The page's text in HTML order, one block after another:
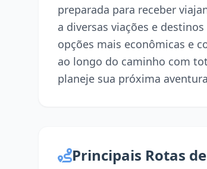
preparada para receber
a diversas viações e
opções mais econômicas e
ao longo do caminho com
planeje sua próxima
Principais Rotas